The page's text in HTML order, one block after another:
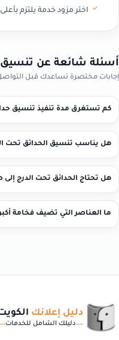
اختر مزود خدمة يلتزم
أسئلة شائعة عن تنسيق
إجابات مختصرة تساعدك قبل
كم تستغرق مدة تنفيذ تنسيق
هل يناسب تنسيق الحدائق تحت
هل تحتاج الحدائق تحت الدرج
ما العناصر التي تضيف فخامة
دليل إعلانك
دليلك الشامل للخدمات